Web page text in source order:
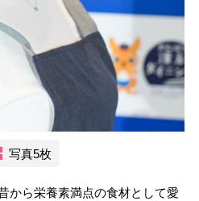
写真5枚
から栄養素満点の食材として愛